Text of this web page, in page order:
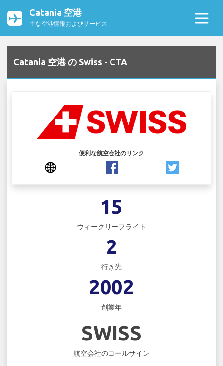
Catania 空港
主な空港情報およびサービス
Catania 空港 の Swiss - CTA
便利な航空会社のリンク
15
ウィークリーフライト
2
行き先
2002
創業年
SWISS
航空会社のコールサイン